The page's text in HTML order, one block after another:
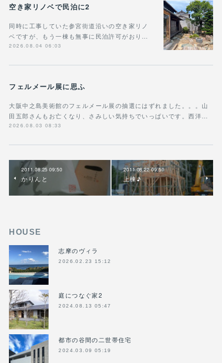
空き家リノベで民泊に2
同時に工事していた参宮街道沿いの空き家リノ
ベですが、もう一棟も無事に民泊許可がおり…
2026.08.04 06:03
フェルメール展に思ふ
大阪中之島美術館のフェルメール展の抽選にはずれました。。。山
田五郎さんもお亡くなり、さみしい気持ちでいっぱいです。西洋…
2026.08.03 08:33
2011.08.25 09:50
かりんと
2011.08.22 09:50
上棟♪
HOUSE
志摩のヴィラ
2026.02.23 15:12
庭につなぐ家2
2024.08.13 05:47
都市の谷間の二世帯住宅
2024.03.09 05:19